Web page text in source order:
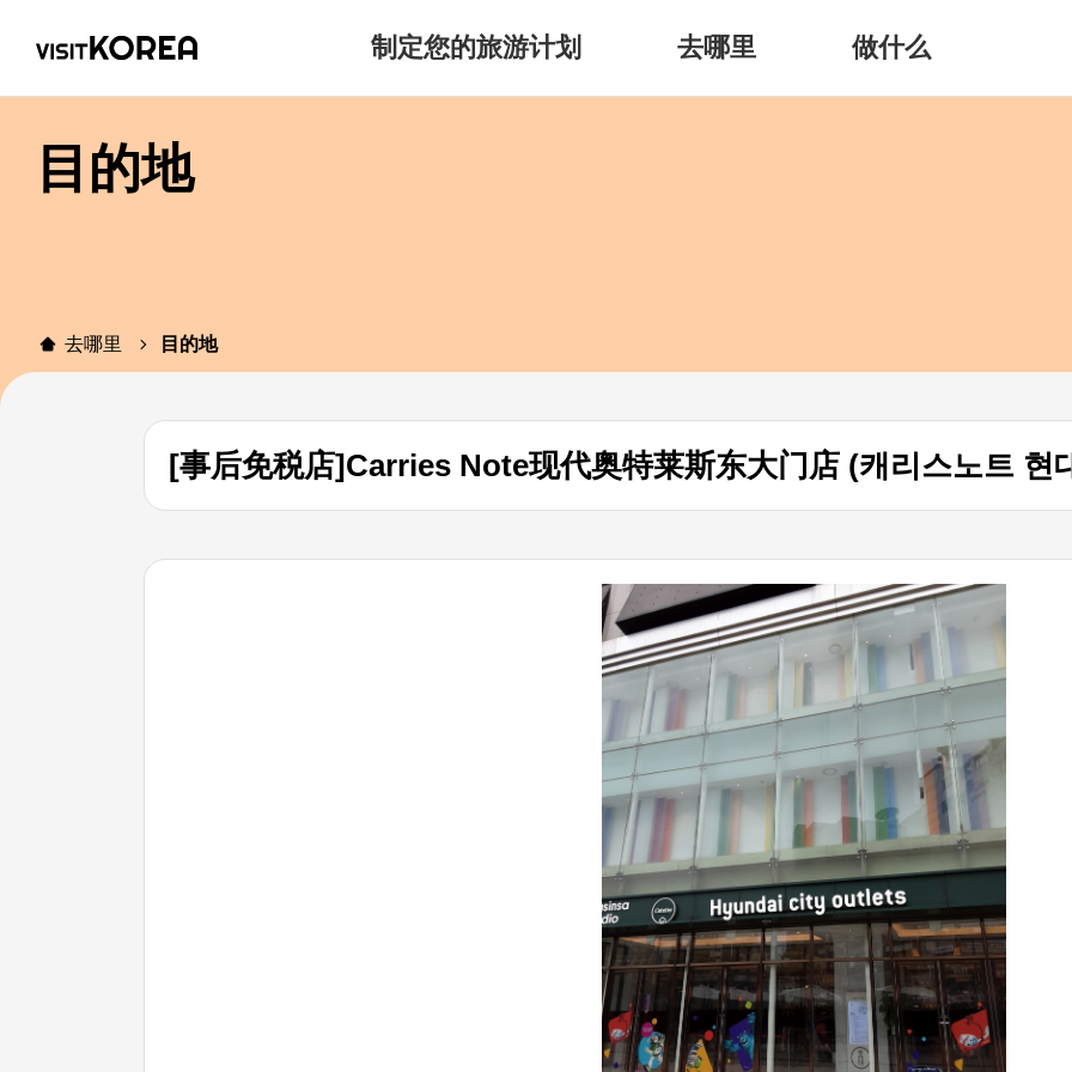
制定您的旅游计划 去哪里 做什么
目的地
去哪里 目的地
[事后免税店]Carries Note现代奥特莱斯东大门